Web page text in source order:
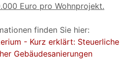
Euro pro Wohnprojekt.
finden Sie hier:
- Kurz erklärt: Steuerliche
Gebäudesanierungen